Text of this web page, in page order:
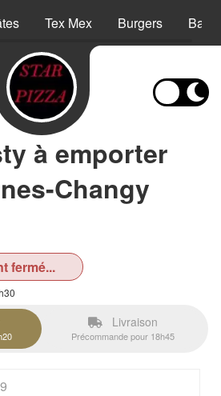
Tex Mex Burgers
à emporter
Changy
fermé...
Livraison
Précommande pour 18h45